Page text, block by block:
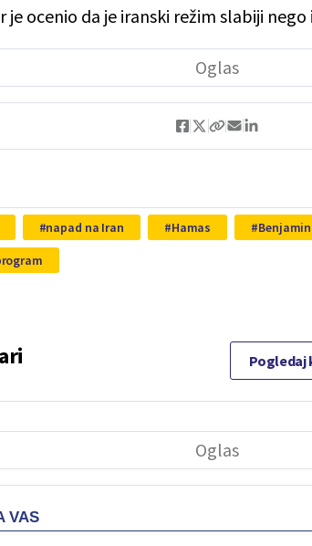
je ocenio da je iranski režim slabiji
napad na Iran Hamas
Pogledaj
VAS